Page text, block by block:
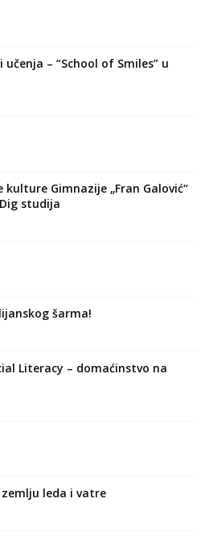
– “School of Smiles” u
Gimnazije „Fran Galović“
studija
šarma!
Literacy – domaćinstvo na
leda i vatre